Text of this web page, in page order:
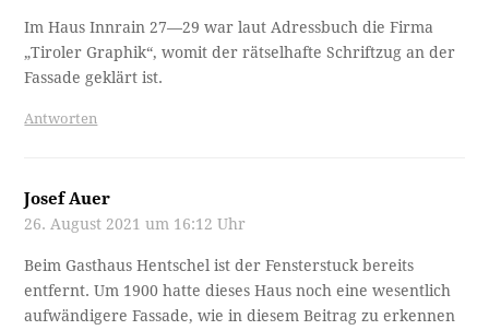
Im Haus Innrain 27—29 war laut Adressbuch die Firma
„Tiroler Graphik“, womit der rätselhafte Schriftzug an der
Fassade geklärt ist.
Antworten
Josef Auer
26. August 2021 um 16:12 Uhr
Beim Gasthaus Hentschel ist der Fensterstuck bereits
entfernt. Um 1900 hatte dieses Haus noch eine wesentlich
aufwändigere Fassade, wie in diesem Beitrag zu erkennen